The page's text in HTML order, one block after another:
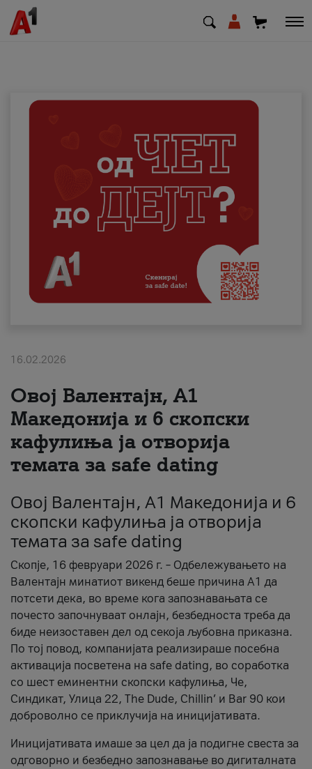
Деловни
Поддршка
Надополни кредит
Плати сметка
#ПодобарОнлајн
16.02.2026
Овој Валентајн, A1
Македонија и 6 скопски
кафулиња ја отворија
темата за safe dating
Овој Валентајн, A1 Македонија и 6
скопски кафулиња ја отворија
темата за safe dating
Скопје, 16 февруари 2026 г. – Одбележувањето на
Валентајн минатиот викенд беше причина А1 да
потсети дека, во време кога запознавањата се
почесто започнуваат онлајн, безбедноста треба да
биде неизоставен дел од секоја љубовна приказна.
По тој повод, компанијата реализираше посебна
активација посветена на safe dating, во соработка
со шест еминентни скопски кафулиња, Че,
Синдикат, Улица 22, The Dude, Chillin’ и Bar 90 кои
доброволно се приклучија на иницијативата.
Иницијативата имаше за цел да ја подигне свеста за
одговорно и безбедно запознавање во дигиталната